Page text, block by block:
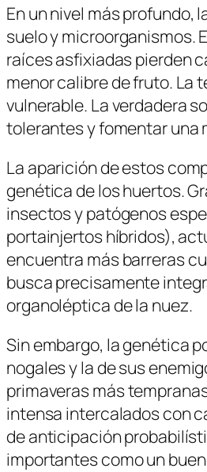
En un nivel más profundo,
suelo y microorganismos.
raíces asfixiadas pierden
menor calibre de fruto. La
vulnerable. La verdadera
tolerantes y fomentar una
La aparición de estos
genética de los huertos.
insectos y patógenos
portainjertos híbridos),
encuentra más barreras
busca precisamente
organoléptica de la nuez.
Sin embargo, la genética
nogales y la de sus
primaveras más
intensa intercalados con
de anticipación
importantes como un